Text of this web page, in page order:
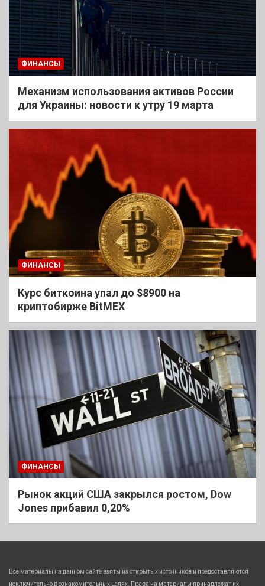
ФИНАНСЫ
Механизм использования активов России
для Украины: новости к утру 19 марта
ФИНАНСЫ
Курс биткоина упал до $8900 на
криптобирже BitMEX
ФИНАНСЫ
Рынок акций США закрылся ростом, Dow
Jones прибавил 0,20%
Все материалы на данном сайте взяты из открытых источников и предоставляются
исключительно в ознакомительных целях. Права на материалы принадлежат их